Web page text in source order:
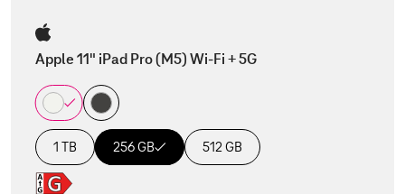
Apple 11" iPad Pro (M5) Wi-Fi + 5G
1 TB 256 GB 512 GB